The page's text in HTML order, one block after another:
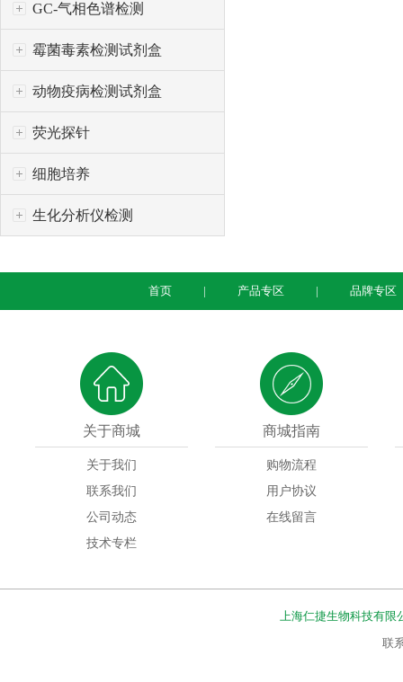
GC-气相色谱检测
霉菌毒素检测试剂盒
动物疫病检测试剂盒
荧光探针
细胞培养
生化分析仪检测
首页 产品专区 品牌专区
关于商城
关于我们
联系我们
公司动态
技术专栏
商城指南
购物流程
用户协议
在线留言
上海仁捷生物科技有限
联